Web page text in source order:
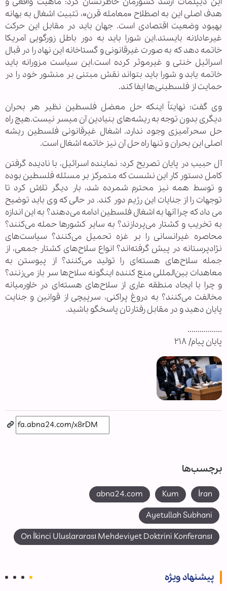
هدف اصلی این به اصطلاح «معامله قرن»، تثبیت اشغال به بهانه
بهبود وضعیت اقتصادی است. جهان باید در مقابل این حرکت
غیرعادلانه بایستد.این شورا باید به دور باطل زورگویی آمریکا
خاتمه دهد که به صورت غیرقانونی و گستاخانه این نهاد را در قبال
اسرائیل خنثی و غیرموثر کرده است.این سیاست مزورانه باید
خاتمه یابد و شورا باید بتواند نقش مبتنی بر منشور خود را در
حمایت از فلسطینی‌ها ایفا کند.
وی گفت: نهایتاً اینکه حل معضل فلسطین نظیر هر بحران
دیگری بدون توجه به ریشه‌های بنیادین آن میسر نیست.هیچ راه
حل سحرآمیزی وجود ندارد. اشغال غیرقانونی فلسطین ریشه
اصلی این بحران و تنها راه حل آن نیز خاتمه اشغال است.
آل حبیب در پایان تصریح کرد: نماینده اسرائیل، با نادیده گرفتن
کامل دستور کار این نشست که متمرکز بر مسئله فلسطین بوده
و توسط همه نیز محترم شمرده شد، بار دیگر تلاش کرد تا
توجهات را از جنایات این رژیم دور کند. در حالی که وی باید توضیح
می داد که چرا آنها به اشغال فلسطین ادامه می‌دهند؟ به این اندازه
به تخریب و کشتار می‌پردازند؟ به سایر کشورها حمله می‌کنند؟
محاصره غیرانسانی را بر غزه تحمیل می‌کنند؟ سیاست‌های
نژادپرستانه در پیش گرفته‌اند؟ انواع سلاح‌های کشتار جمعی، از
جمله سلاح‌های هسته‌ای را تولید می‌کنند؟ از پیوستن به
معاهدات بین‌المللی منع کننده اینگونه سلاح‌ها سر باز می‌زنند؟
و چرا با ایجاد منطقه عاری از سلاح‌های هسته‌ای در خاورمیانه
مخالفت می‌کنند؟ به دروغ پراکنی، سرپیچی از قوانین و جنایت
پایان دهید و در مقابل رفتارتان پاسخگو باشید.
.................
پایان پیام/ ۲۱۸
برچسب‌ها
İran
Kum
abna24.com
Ayetullah Subhani
On İkinci Uluslararası Mehdeviyet Doktrini Konferansı
پیشنهاد ویژه